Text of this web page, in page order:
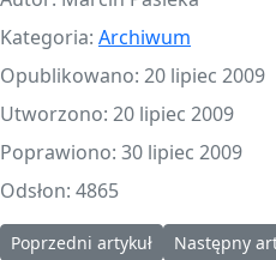
Kategoria: Archiwum
Opublikowano: 20 lipiec 2009
Utworzono: 20 lipiec 2009
Poprawiono: 30 lipiec 2009
Odsłon: 4865
Poprzedni artykuł: 28.07.2009r.
Poprzedni artykuł Następny
Następny